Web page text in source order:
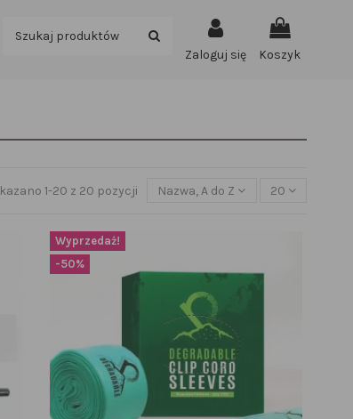
Zaloguj się Koszyk
1-20 z 20 pozycji Nazwa, A do Z 20
Wyprzedaż!
-50%